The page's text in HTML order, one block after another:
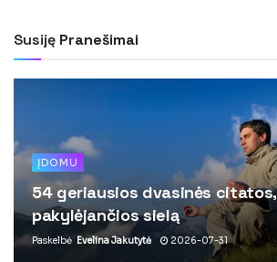
Susiję Pranešimai
ĮDOMU
54 geriausios dvasinės citatos,
pakylėjančios sielą
Paskelbė Evelina Jakutytė 2026-07-31